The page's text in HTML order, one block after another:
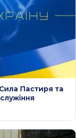
Пастиря та